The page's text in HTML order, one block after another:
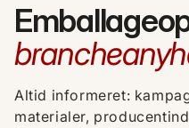
Altid informeret:
materialer,